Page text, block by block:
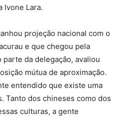
Ivone Lara.
projeção nacional com o
e que chegou pela
da delegação, avaliou
mútua de aproximação.
entendido que existe uma
Tanto dos chineses como dos
culturas, a gente